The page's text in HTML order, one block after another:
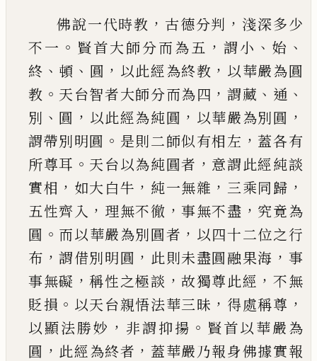
佛說一代時教 ， 古德分判 ， 淺深多少
不一 。 賢首大師分而為五 ， 謂小 、 始 、
終 、 頓 、 圓 ， 以此經為終教 ， 以華嚴為圓
教 。 天台智者大師分而為四 ，謂藏 、 通 、
別 、 圓 ， 以此經為純圓 ， 以華嚴為別圓 ，
謂帶別明圓 。 是則二師似有相左 ， 蓋各有
所尊耳 。 天台以為純圓者 ， 意謂此經純談
實相 ， 如大白牛 ， 純一無雜 ， 三乘同歸 ，
五性齊入 ， 理無不徹 ，事無不盡 ， 究竟為
圓 。 而以華嚴為別圓者 ， 以四十二位之行
布 ，謂借別明圓 ， 此則未盡圓融果海 ， 事
事無礙 ，稱性之極談 ，故獨尊此經 ， 不無
貶損 。 以天台親悟法華三昧 ， 得處稱尊 ，
以顯法勝妙 ， 非謂抑揚 。 賢首以華嚴為
圓 ， 此經為終者 ， 蓋華嚴乃報身佛據實報